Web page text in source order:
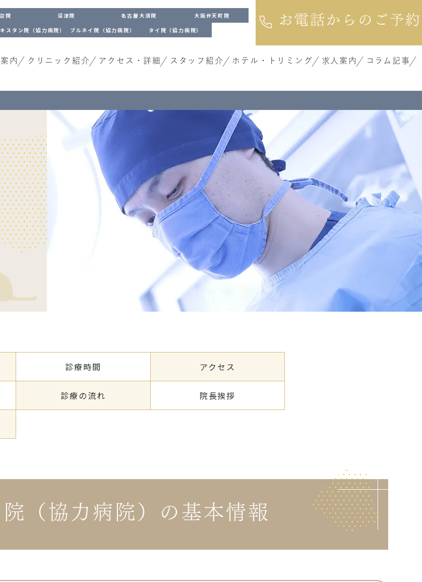
院 沼津院 名古屋大須院
大阪弁天町院
スタン院（協力病院） ブルネイ院（協力病院） タイ院（協力病院）
お電話からのご予約
内 クリニック紹介 アクセス・詳細 スタッフ紹介 ホテル・トリミング 求人案内 コラム記事
診療時間 アクセス
診療の流れ 院長挨拶
（協力病院）の基本情報